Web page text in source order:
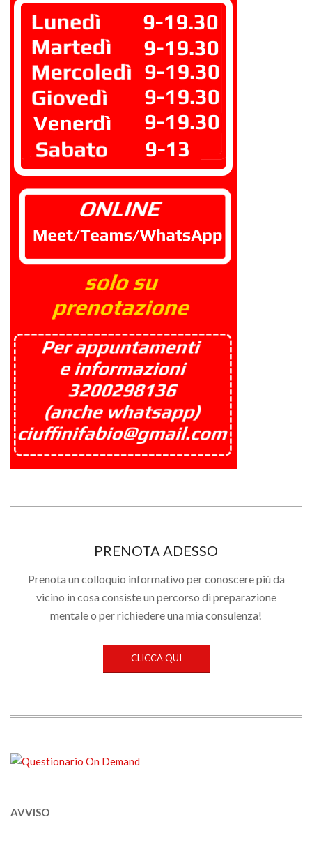
PRENOTA ADESSO
Prenota un colloquio informativo per conoscere più da
vicino in cosa consiste un percorso di preparazione
mentale o per richiedere una mia consulenza!
CLICCA QUI
AVVISO